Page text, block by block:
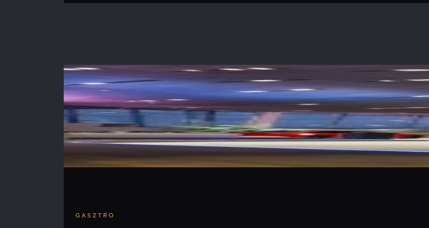
GASZTRO